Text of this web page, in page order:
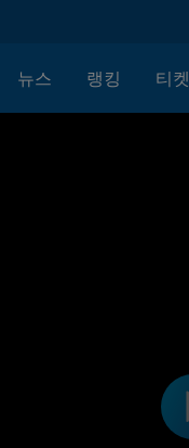
뉴스 랭킹 티